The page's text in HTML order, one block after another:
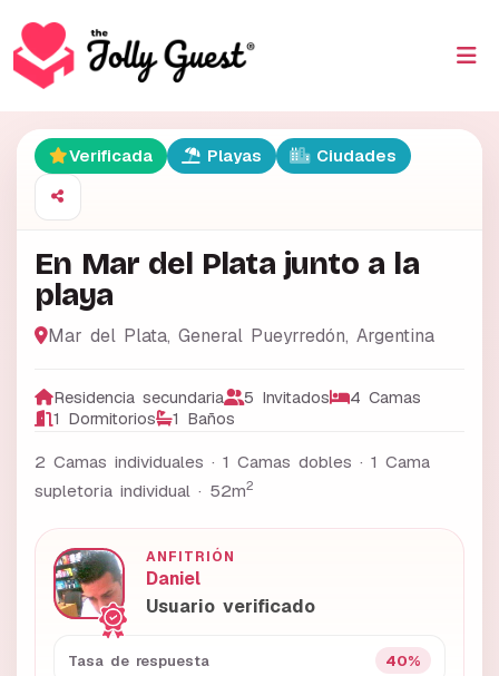
Verificada Playas Ciudades
En Mar del Plata junto a la
playa
Mar del Plata, General Pueyrredón, Argentina
Residencia secundaria 5 Invitados
4 Camas
1 Dormitorios
1 Baños
2 Camas individuales · 1 Camas dobles · 1 Cama
supletoria individual · 52m2
ANFITRIÓN
Daniel
Usuario verificado
Tasa de respuesta 40%